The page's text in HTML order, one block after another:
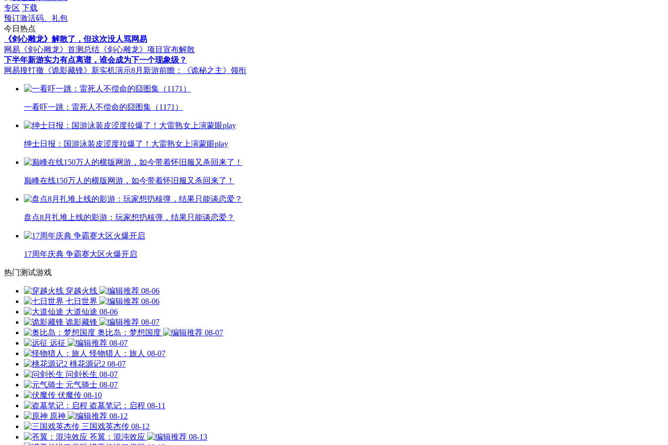
专区 下载
预订激活码、礼包
今日热点
《剑心雕龙》解散了，但这次没人骂网易
网易《剑心雕龙》首测总结 《剑心雕龙》项目宣布解散
下半年新游实力有点离谱，谁会成为下一个现象级？
网易搜打撤《诡影藏锋》新实机演示8月新游前瞻：《诡秘之主》领衔
一看吓一跳：雷死人不偿命的囧图集（1171）
绅士日报：国游泳装皮涩度拉爆了！大雷熟女上演蒙眼play
巅峰在线150万人的横版网游，如今带着怀旧服又杀回来了！
盘点8月扎堆上线的影游：玩家想扔核弹，结果只能谈恋爱？
17周年庆典 争霸赛大区火爆开启
热门测试游戏
穿越火线
08-06
七日世界
08-06
大道仙途 08-06
诡影藏锋
08-07
奥比岛：梦想国度
08-07
远征
08-07
怪物猎人：旅人 08-07
桃花源记2 08-07
问剑长生 08-07
元气骑士 08-07
伏魔传 08-10
盗墓笔记：启程 08-11
原神
08-12
三国戏英杰传 08-12
苍翼：混沌效应
08-13